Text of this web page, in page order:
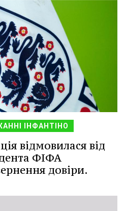
ІНФАНТІНО
відмовилася від
ФІФА
довіри.